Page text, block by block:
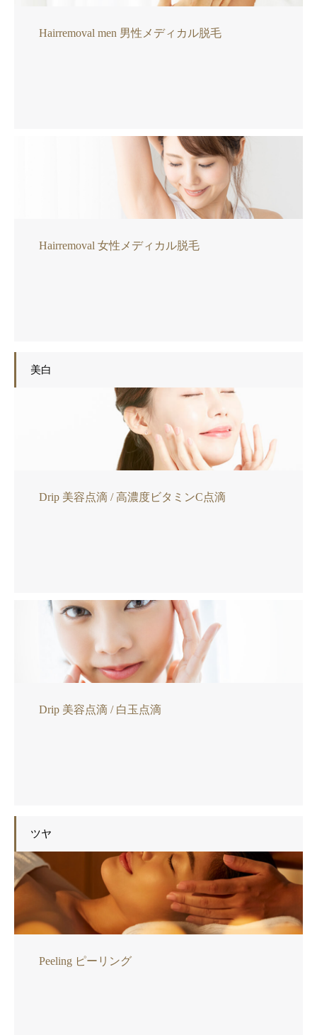
Hairremoval men 男性メディカル脱毛
Hairremoval 女性メディカル脱毛
美白
Drip 美容点滴 / 高濃度ビタミンC点滴
Drip 美容点滴 / 白玉点滴
ツヤ
Peeling ピーリング